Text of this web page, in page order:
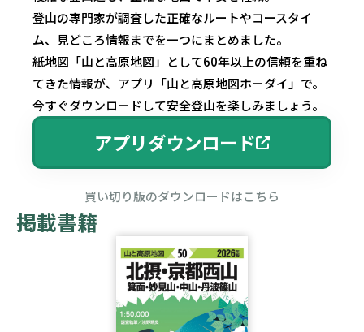
登山の専門家が調査した正確なルートやコースタイ
ム、見どころ情報までを一つにまとめました。
紙地図「山と高原地図」として60年以上の信頼を重ね
てきた情報が、アプリ「山と高原地図ホーダイ」で。
今すぐダウンロードして安全登山を楽しみましょう。
アプリダウンロード
買い切り版のダウンロードはこちら
掲載書籍